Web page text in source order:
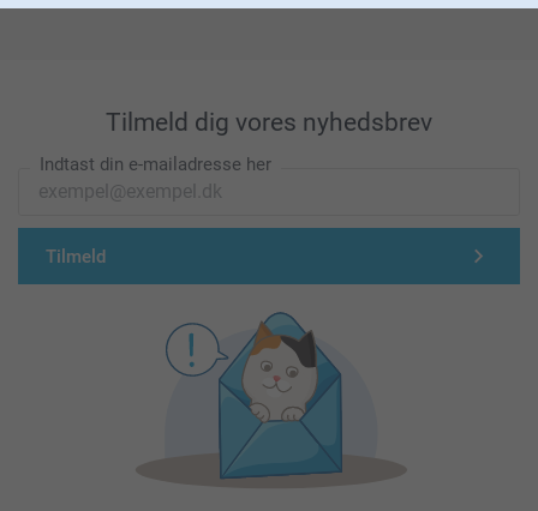
Tilmeld dig vores nyhedsbrev
Indtast din e-mailadresse her
Tilmeld